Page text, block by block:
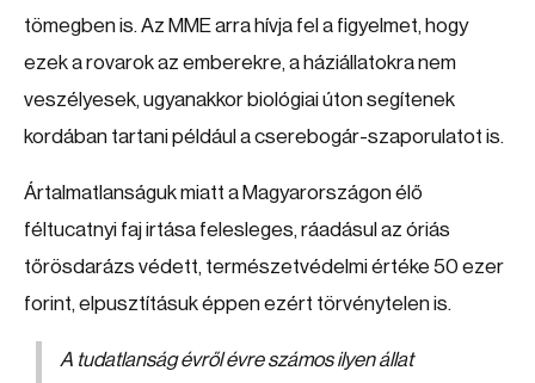
tömegben is. Az MME arra hívja fel a figyelmet, hogy
ezek a rovarok az emberekre, a háziállatokra nem
veszélyesek, ugyanakkor biológiai úton segítenek
kordában tartani például a cserebogár-szaporulatot is.
Ártalmatlanságuk miatt a Magyarországon élő
féltucatnyi faj irtása felesleges, ráadásul az óriás
tőrösdarázs védett, természetvédelmi értéke 50 ezer
forint, elpusztításuk éppen ezért törvénytelen is.
A tudatlanság évről évre számos ilyen állat